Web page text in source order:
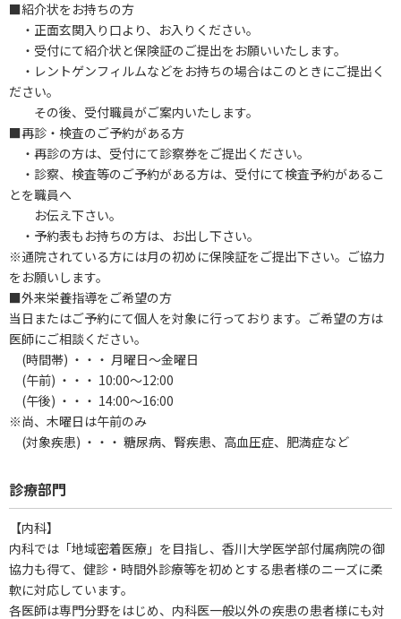
■紹介状をお持ちの方
・正面玄関入り口より、お入りください。
・受付にて紹介状と保険証のご提出をお願いいたします。
・レントゲンフィルムなどをお持ちの場合はこのときにご提出く
ださい。
その後、受付職員がご案内いたします。
■再診・検査のご予約がある方
・再診の方は、受付にて診察券をご提出ください。
・診察、検査等のご予約がある方は、受付にて検査予約があるこ
とを職員へ
お伝え下さい。
・予約表もお持ちの方は、お出し下さい。
※通院されている方には月の初めに保険証をご提出下さい。ご協力
をお願いします。
■外来栄養指導をご希望の方
当日またはご予約にて個人を対象に行っております。ご希望の方は
医師にご相談ください。
(時間帯) ・・・ 月曜日～金曜日
(午前) ・・・ 10:00～12:00
(午後) ・・・ 14:00～16:00
※尚、木曜日は午前のみ
(対象疾患) ・・・ 糖尿病、腎疾患、高血圧症、肥満症など
診療部門
【内科】
内科では「地域密着医療」を目指し、香川大学医学部付属病院の御
協力も得て、健診・時間外診療等を初めとする患者様のニーズに柔
軟に対応しています。
各医師は専門分野をはじめ、内科医一般以外の疾患の患者様にも対